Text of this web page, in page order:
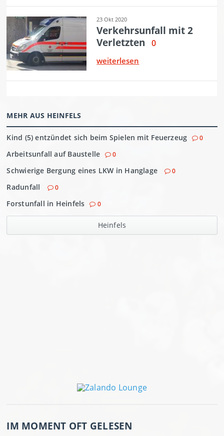
MEHR AUS HEINFELS
Kind (5) entzündet sich beim Spielen mit Feuerzeug 0
Arbeitsunfall auf Baustelle 0
Schwierige Bergung eines LKW in Hanglage 0
Radunfall 0
Forstunfall in Heinfels 0
Heinfels
IM MOMENT OFT GELESEN